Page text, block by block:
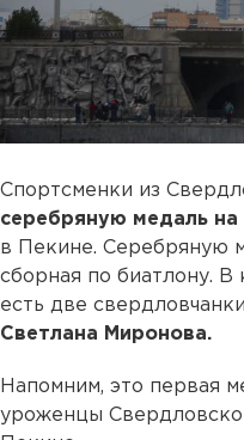
Спортсменки из
серебряную медаль на
в Пекине. Серебряную
сборная по биатлону. В
есть две
Светлана Миронова.
Напомним, это первая
уроженцы